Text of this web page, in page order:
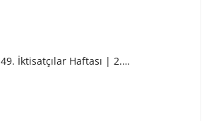
49. İktisatçılar Haftası | 2.…